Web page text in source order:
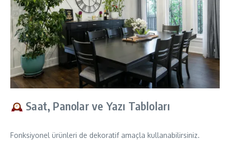
Saat, Panolar ve Yazı Tabloları
Fonksiyonel ürünleri de dekoratif amaçla kullanabilirsiniz.